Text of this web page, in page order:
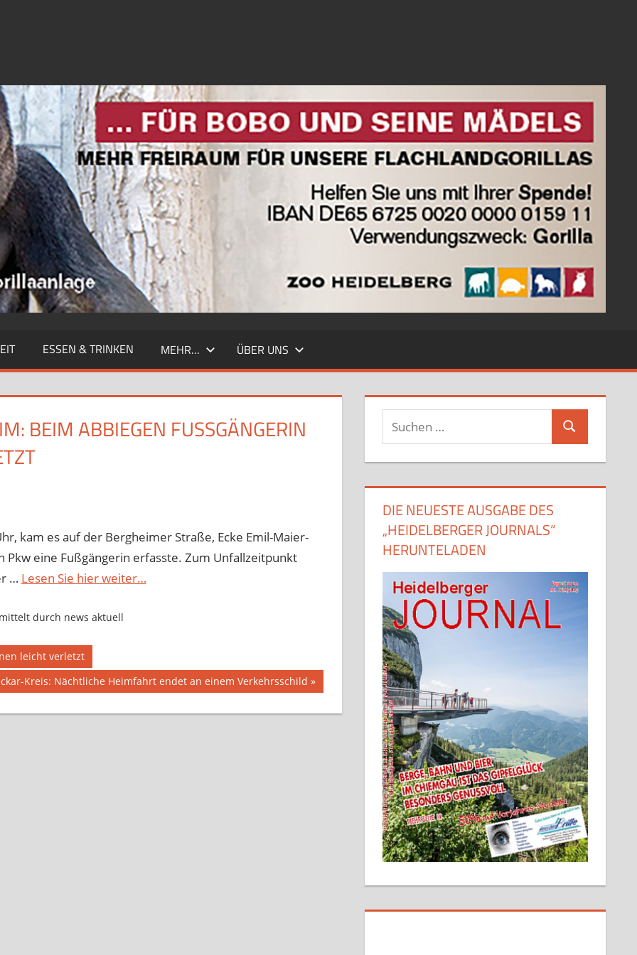
ESSEN & TRINKEN MEHR… ÜBER UNS
BEIM ABBIEGEN FUSSGÄNGERIN Ü
kam es auf der Bergheimer Straße, Ecke Emil-Maier-
eine Fußgängerin erfasste. Zum Unfallzeitpunkt
… Lesen Sie hier weiter…
durch news aktuell
leicht verletzt
Kreis: Nächtliche Heimfahrt endet an einem Verkehrsschild
Suchen
Suchen
DIE NEUESTE AUSGABE DES
„HEIDELBERGER JOURNALS“
HERUNTELADEN